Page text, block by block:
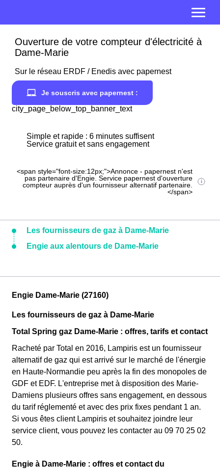
Ouverture de votre compteur d'électricité à
Dame-Marie
Sur le réseau ERDF / Enedis avec papernest
Je souscris avec papernest :
city_page_below_top_banner_text
Simple et rapide : 6 minutes suffisent
Service gratuit et sans engagement
<span style="font-size:12px;">Annonce - papernest n'est
pas partenaire d'Engie. Service papernest d'ouverture
compteur auprès d'un fournisseur alternatif partenaire.
</span>
Les fournisseurs de gaz à Dame-Marie
Engie aux alentours de Dame-Marie
Engie Dame-Marie (27160)
Les fournisseurs de gaz à Dame-Marie
Total Spring gaz Dame-Marie : offres, tarifs et contact
Racheté par Total en 2016, Lampiris est un fournisseur
alternatif de gaz qui est arrivé sur le marché de l'énergie
en Haute-Normandie peu après la fin des monopoles de
GDF et EDF. L'entreprise met à disposition des Marie-
Damiens plusieurs offres sans engagement, en dessous
du tarif réglementé et avec des prix fixes pendant 1 an.
Si vous êtes client Lampiris et souhaitez joindre leur
service client, vous pouvez les contacter au 09 70 25 02
50.
Engie à Dame-Marie : offres et contact du